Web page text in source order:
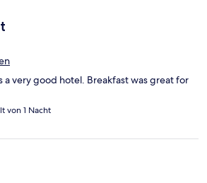
a very good hotel. Breakfast was great for
von 1 Nacht